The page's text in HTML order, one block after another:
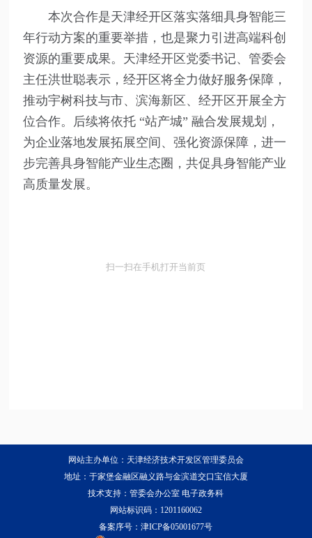
本次合作是天津经开区落实落细具身智能三
年行动方案的重要举措，也是聚力引进高端科创
资源的重要成果。天津经开区党委书记、管委会
主任洪世聪表示，经开区将全力做好服务保障，
推动宇树科技与市、滨海新区、经开区开展全方
位合作。后续将依托 “站产城” 融合发展规划，
为企业落地发展拓展空间、强化资源保障，进一
步完善具身智能产业生态圈，共促具身智能产业
高质量发展。
扫一扫在手机打开当前页
网站主办单位：天津经济技术开发区管理委员会
地址：于家堡金融区融义路与金滨道交口宝信大厦
技术支持：管委会办公室 电子政务科
网站标识码：1201160062
备案序号：津ICP备05001677号